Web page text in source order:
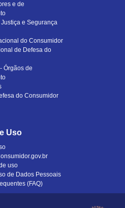
e de
e Segurança
do Consumidor
de Defesa do
Órgãos de
do Consumidor
Uso
uso
de Dados Pessoais
(FAQ)